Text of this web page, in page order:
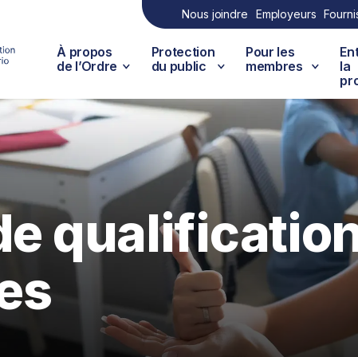
Nous joindre Employeurs
À propos
de l’Ordre
Protection
du public
Pour les
membres
la